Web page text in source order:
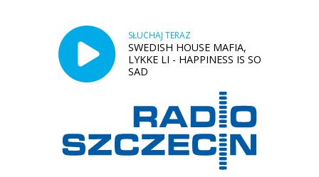
SŁUCHAJ TERAZ
SWEDISH HOUSE MAFIA,
LYKKE LI - HAPPINESS IS SO
SAD